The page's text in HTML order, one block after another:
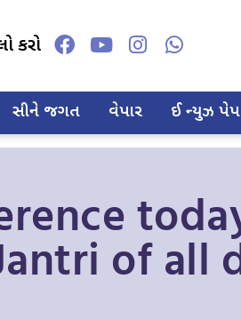
કરો
સીને જગત વેપાર ઈ ન્યુઝ
of